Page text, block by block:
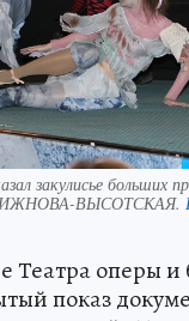
закулисье больших
ВЫСОТСКАЯ.
Театра оперы и
показ